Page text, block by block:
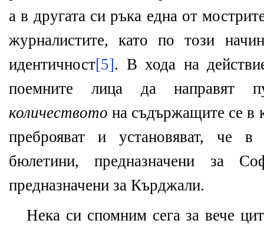
а в другата си ръка една от
журналистите, като по този
идентичност[5]. В хода на
поемните лица да направят
количеството на съдържащите се в
преброяват и установяват, че
бюлетини, предназначени за
предназначени за Кърджали.
Нека си спомним сега за вече